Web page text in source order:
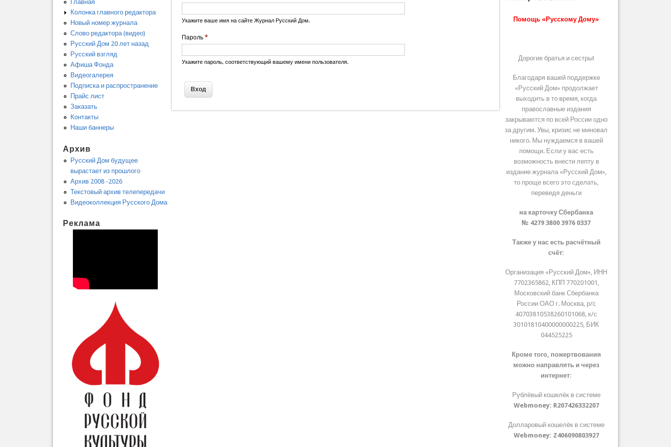
Укажите ваше имя на сайте Журнал Русский Дом.
Пароль*
Укажите пароль, соответствующий вашему имени пользователя.
Главная
Колонка главного редактора
Новый номер журнала
Слово редактора (видео)
Русский Дом 20 лет назад
Русский взгляд
Афиша Фонда
Видеогалерея
Подписка и распространение
Прайс лист
Заказать
Контакты
Наши баннеры
Архив
Русский Дом будущее
вырастает из прошлого
Архив 2008 -2026
Текстовый архив телепередачи
Видеоколлекция Русского Дома
Реклама
Помощь «Русскому Дому»
Дорогие братья и сестры!
Благодаря вашей поддержке
«Русский Дом» продолжает
выходить в то время, когда
православные издания
закрываются по всей России одно
за другим. Увы, кризис не миновал
никого. Мы нуждаемся в вашей
помощи. Если у вас есть
возможность внести лепту в
издание журнала «Русский Дом»,
то проще всего это сделать,
переведя деньги
на карточку Сбербанка
№ 4279 3800 3976 0337
Также у нас есть расчётный
счёт:
Организация «Русский Дом», ИНН
7702365862, КПП 770201001,
Московский банк Сбербанка
России ОАО г. Москва, р/с
40703810538260101068, к/с
30101810400000000225, БИК
044525225
Кроме того, пожертвования
можно направлять и через
интернет:
Рублёвый кошелёк в системе
Webmoney: R207426332207
Долларовый кошелёк в системе
Webmoney: Z406090803927